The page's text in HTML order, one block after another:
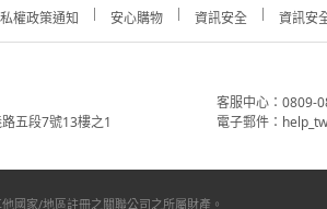
權政策通知 安心購物 資訊安全 資訊安
五段7號13樓之1
客服中心：0809-
電子郵件：
國家/地區註冊之關聯公司之所屬財產。